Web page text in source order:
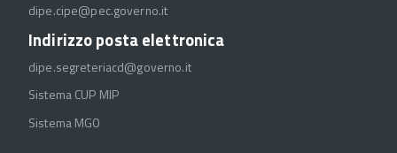
dipe.cipe@pec.governo.it
Indirizzo posta elettronica
dipe.segreteriacd@governo.it
Sistema CUP MIP
Sistema MGO